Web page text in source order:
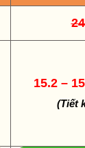
15.2 –
(Tiết